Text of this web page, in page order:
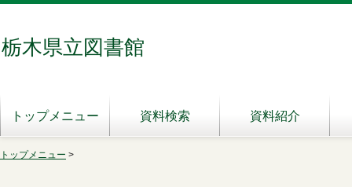
栃木県立図書館
トップメニュー 資料検索 資料紹介
トップメニュー >